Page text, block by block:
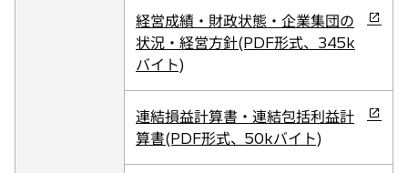
開
く
タ
ブ
で
開
経営成績・財政状態・企業集団の
状況・経営方針(PDF形式、345k
バイト)
新
し
い
タ
ブ
で
開
連結損益計算書・連結包括利益計
算書(PDF形式、50kバイト)
新
し
い